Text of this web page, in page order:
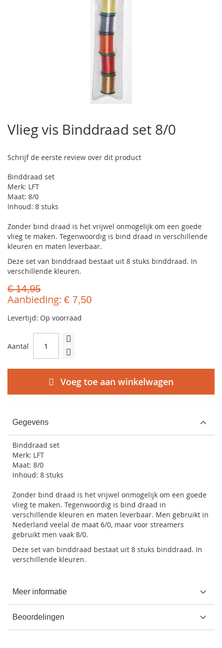
het
begin
de
gallerij
Vlieg vis Binddraad set 8/0
Schrijf de eerste review over dit product
Binddraad set
Merk: LFT
Maat: 8/0
Inhoud: 8 stuks
Zonder bind draad is het vrijwel onmogelijk om een goede
vlieg te maken. Tegenwoordig is bind draad in verschillende
kleuren en maten leverbaar.
Deze set van binddraad bestaat uit 8 stuks binddraad. In
verschillende kleuren.
€ 14,95
Aanbieding € 7,50
Levertijd: Op voorraad
Aantal
Voeg toe aan winkelwagen
Gegevens
Binddraad set
Merk: LFT
Maat: 8/0
Inhoud: 8 stuks
Zonder bind draad is het vrijwel onmogelijk om een goede
vlieg te maken. Tegenwoordig is bind draad in
verschillende kleuren en maten leverbaar. Men gebruikt in
Nederland veelal de maat 6/0, maar voor streamers
gebruikt men vaak 8/0.
Deze set van binddraad bestaat uit 8 stuks binddraad. In
verschillende kleuren.
Meer informatie
Beoordelingen